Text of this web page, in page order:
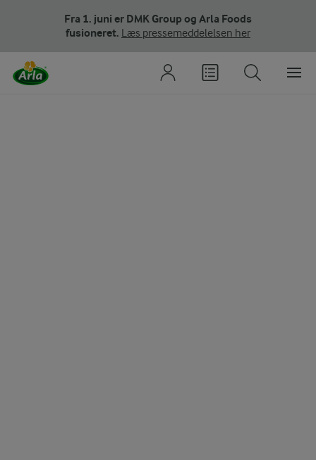
Fra 1. juni er DMK Group og Arla Foods
fusioneret. Læs pressemeddelelsen her